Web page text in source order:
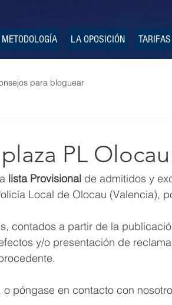
METODOLOGÍA LA OPOSICIÓN TARIFAS
para bloguear
PL Olocau
lista Provisional de admitidos y
Local de Olocau (Valencia),
contados a partir de la
y/o presentación de
póngase en contacto con